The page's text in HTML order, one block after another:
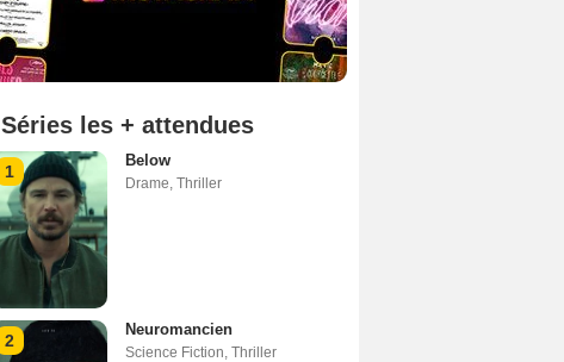
Séries les + attendues
1
Below
Drame, Thriller
2
Neuromancien
Science Fiction, Thriller